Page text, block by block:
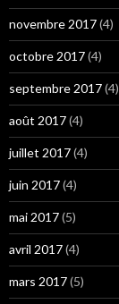
novembre 2017(4)
octobre 2017(4)
septembre 2017(4)
août 2017(4)
juillet 2017(4)
juin 2017(4)
mai 2017(5)
avril 2017(4)
mars 2017(5)